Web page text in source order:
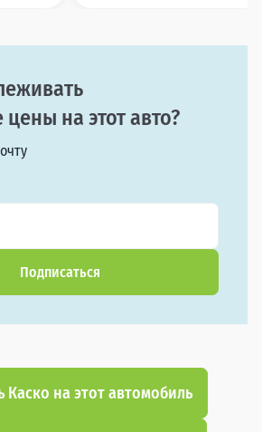
на этот авто?
Подписаться
Каско на этот автомобиль